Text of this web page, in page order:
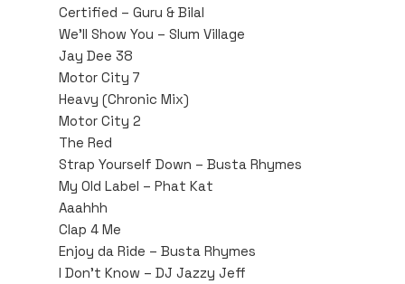
Certified – Guru & Bilal
We’ll Show You – Slum Village
Jay Dee 38
Motor City 7
Heavy (Chronic Mix)
Motor City 2
The Red
Strap Yourself Down – Busta Rhymes
My Old Label – Phat Kat
Aaahhh
Clap 4 Me
Enjoy da Ride – Busta Rhymes
I Don’t Know – DJ Jazzy Jeff